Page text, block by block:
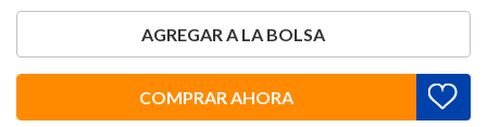
AGREGAR A LA BOLSA
COMPRAR AHORA